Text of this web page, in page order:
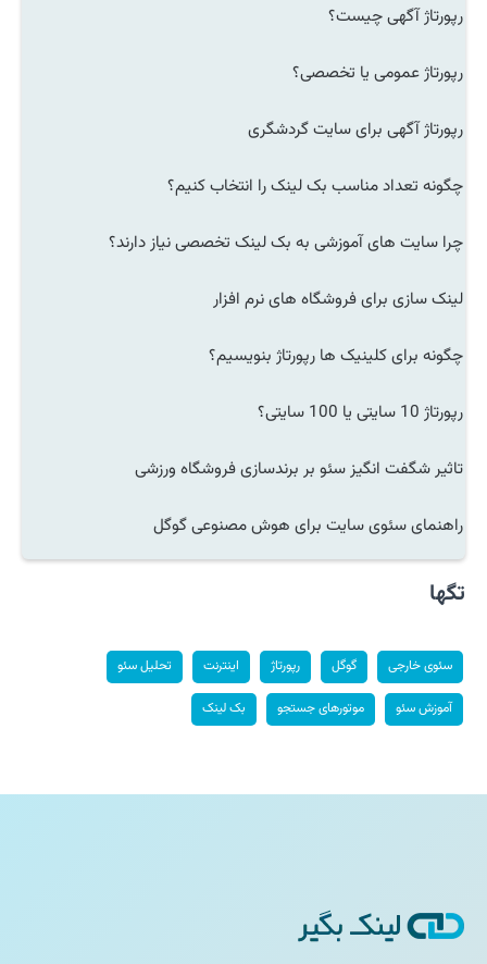
رپورتاژ آگهی چیست؟
رپورتاژ عمومی یا تخصصی؟
رپورتاژ آگهی برای سایت گردشگری
چگونه تعداد مناسب بک لینک را انتخاب کنیم؟
چرا سایت های آموزشی به بک لینک تخصصی نیاز دارند؟
لینک سازی برای فروشگاه های نرم افزار
چگونه برای کلینیک ها رپورتاژ بنویسیم؟
رپورتاژ 10 سایتی یا 100 سایتی؟
تاثیر شگفت انگیز سئو بر برندسازی فروشگاه ورزشی
راهنمای سئوی سایت برای هوش مصنوعی گوگل
تگها
سئوی خارجی گوگل رپورتاژ اینترنت تحلیل سئو
آموزش سئو موتورهای جستجو بک لینک